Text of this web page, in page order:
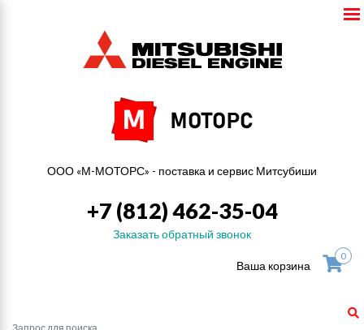
ООО «М-МОТОРС» - поставка и сервис Митсубиши
+7 (812) 462-35-04
Заказать обратный звонок
Ваша корзина
0